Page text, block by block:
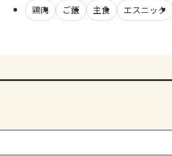
鶏肉 ご飯 主食 エスニック